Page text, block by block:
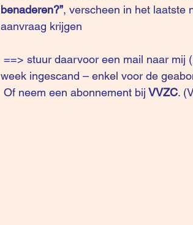
benaderen?”, verscheen in het laatste
aanvraag krijgen
week ingescand – enkel voor de
Of neem een abonnement bij VVZC.